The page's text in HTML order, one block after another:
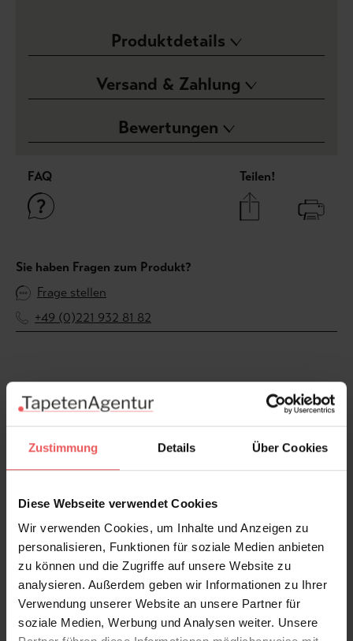
Zustimmung Details Über Cookies
Diese Webseite verwendet Cookies
Wir verwenden Cookies, um Inhalte und Anzeigen zu
personalisieren, Funktionen für soziale Medien anbieten
zu können und die Zugriffe auf unsere Website zu
analysieren. Außerdem geben wir Informationen zu Ihrer
Verwendung unserer Website an unsere Partner für
soziale Medien, Werbung und Analysen weiter. Unsere
Produktdetails
Versand & Zahlung
Bewertungen
FAQ Teilen!
Sie haben Fragen zum Produkt?
Frage stellen
+49 (0)221 932 81 82
Produktgalerie überspringen
Varianten